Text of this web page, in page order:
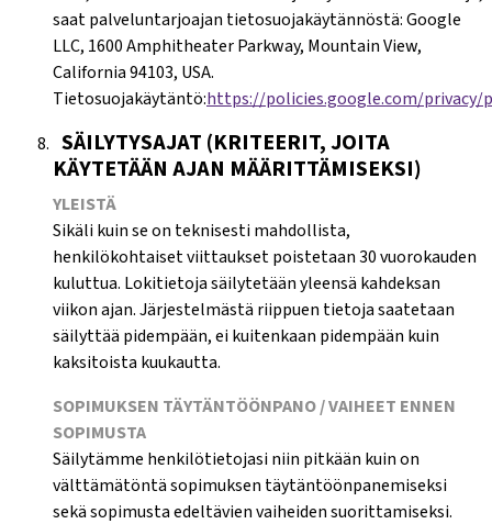
saat palveluntarjoajan tietosuojakäytännöstä: Google
LLC, 1600 Amphitheater Parkway, Mountain View,
California 94103, USA.
Tietosuojakäytäntö:https://policies.google.com/privacy/
SÄILYTYSAJAT (KRITEERIT, JOITA
KÄYTETÄÄN AJAN MÄÄRITTÄMISEKSI)
YLEISTÄ
Sikäli kuin se on teknisesti mahdollista,
henkilökohtaiset viittaukset poistetaan 30 vuorokauden
kuluttua. Lokitietoja säilytetään yleensä kahdeksan
viikon ajan. Järjestelmästä riippuen tietoja saatetaan
säilyttää pidempään, ei kuitenkaan pidempään kuin
kaksitoista kuukautta.
SOPIMUKSEN TÄYTÄNTÖÖNPANO / VAIHEET ENNEN
SOPIMUSTA
Säilytämme henkilötietojasi niin pitkään kuin on
välttämätöntä sopimuksen täytäntöönpanemiseksi
sekä sopimusta edeltävien vaiheiden suorittamiseksi.